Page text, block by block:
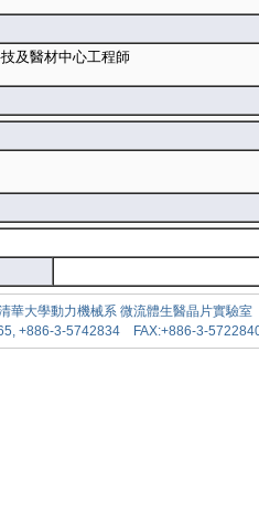
及醫材中心工程師
華大學動力機械系 微流體生醫晶片實驗室
+886-3-5742834 FAX:+886-3-